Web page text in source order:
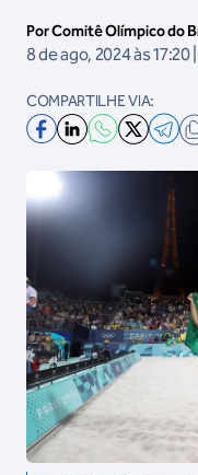
Por Comitê Olímpico do
8 de ago, 2024 às
COMPARTILHE VIA: